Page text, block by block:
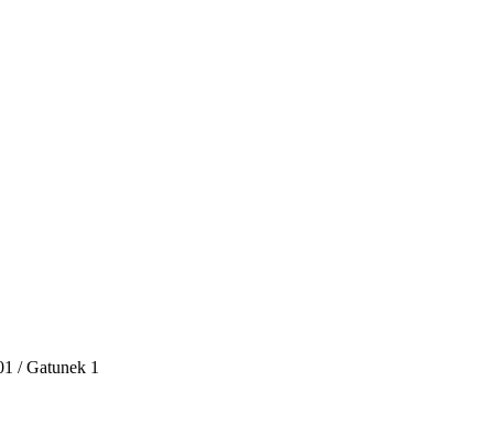
/ Gatunek 1